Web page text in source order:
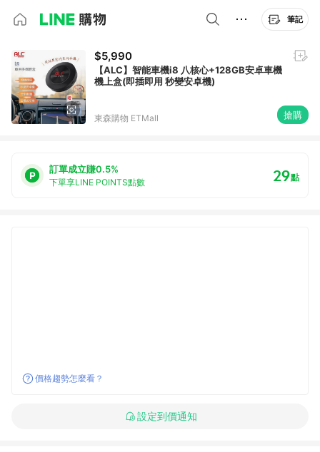
筆記
$5,990
【ALC】智能車機i8 八核心+128GB安卓車機
機上盒(即插即用 秒變安卓機)
東森購物 ETMall 搶購
訂單成立賺0.5%
下單享LINE POINTS點數 29點
價格趨勢怎麼看？
設定到價通知